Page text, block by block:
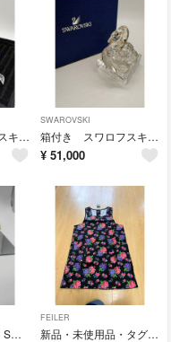
箱付き スワロフスキー クリスタル オブジェ ローズブロッサム no.206
SWAROVSKI
箱付き スワロフスキー クリスタル ヘビ スネーク 置物 干支 no.206
¥ 51,000
新品 2個セット SWAROVSKI スワロフスキー 台座 ミラー no.206
FEILER
新品・未使用品・タグ付き フェイラー エプロン 紫陽花 あじさい no.206